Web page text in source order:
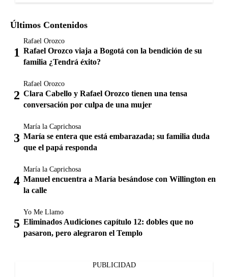
Últimos Contenidos
Rafael Orozco
Rafael Orozco viaja a Bogotá con la bendición de su
familia ¿Tendrá éxito?
Rafael Orozco
Clara Cabello y Rafael Orozco tienen una tensa
conversación por culpa de una mujer
María la Caprichosa
María se entera que está embarazada; su familia duda
que el papá responda
María la Caprichosa
Manuel encuentra a María besándose con Willington en
la calle
Yo Me Llamo
Eliminados Audiciones capítulo 12: dobles que no
pasaron, pero alegraron el Templo
PUBLICIDAD